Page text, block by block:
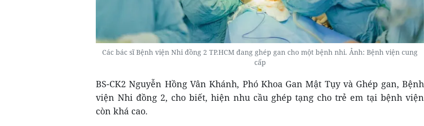
Các bác sĩ Bệnh viện Nhi đồng 2 TP.HCM đang ghép gan cho một bệnh nhi. Ảnh: Bệnh viện cung
cấp
BS-CK2 Nguyễn Hồng Vân Khánh, Phó Khoa Gan Mật Tụy và Ghép gan, Bệnh
viện Nhi đồng 2, cho biết, hiện nhu cầu ghép tạng cho trẻ em tại bệnh viện
còn khá cao.